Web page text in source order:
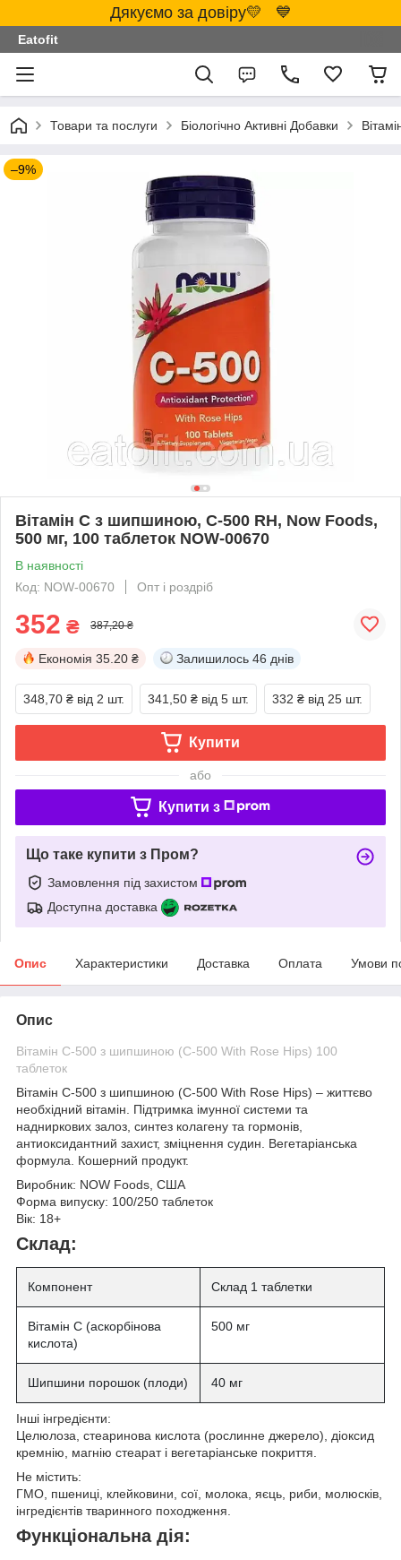
Дякуємо за довіру💛 💙
Eatofit
Товари та послуги Біологічно Активні Добавки
–9%
Вітамін С з шипшиною, C-500 RH, Now Foods,
500 мг, 100 таблеток NOW-00670
В наявності
Код: NOW-00670
Опт і роздріб
352 ₴ 387,20 ₴
Економія 35.20 ₴ Залишилось 46 днів
348,70 ₴ від 2 шт. 341,50 ₴ від 5 шт. 332 ₴ від 25 шт.
Купити
або
Купити з
Що таке купити з Пром?
Замовлення під захистом
Доступна доставка
Опис Характеристики Доставка Оплата Умови
Опис
Вітамін C-500 з шипшиною (C-500 With Rose Hips) 100
таблеток
Вітамін C-500 з шипшиною (C-500 With Rose Hips) – життєво
необхідний вітамін. Підтримка імунної системи та
надниркових залоз, синтез колагену та гормонів,
антиоксидантний захист, зміцнення судин. Вегетаріанська
формула. Кошерний продукт.
Виробник: NOW Foods, США
Форма випуску: 100/250 таблеток
Вік: 18+
Склад:
Компонент Склад 1 таблетки
Вітамін C (аскорбінова
кислота)
500 мг
Шипшини порошок (плоди) 40 мг
Інші інгредієнти:
Целюлоза, стеаринова кислота (рослинне джерело), діоксид
кремнію, магнію стеарат і вегетаріанське покриття.
Не містить:
ГМО, пшениці, клейковини, сої, молока, яєць, риби, молюсків,
інгредієнтів тваринного походження.
Функціональна дія: